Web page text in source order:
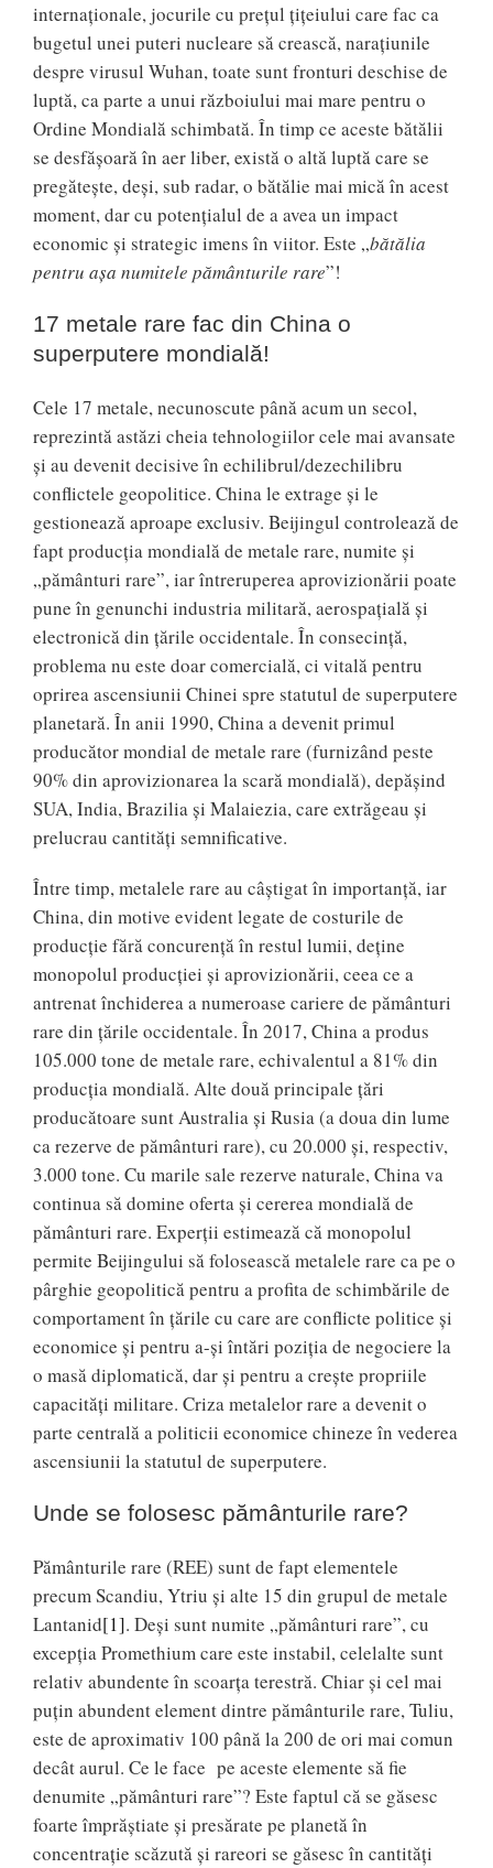
internaţionale, jocurile cu preţul ţiţeiului care fac ca
bugetul unei puteri nucleare să crească, naraţiunile
despre virusul Wuhan, toate sunt fronturi deschise de
luptă, ca parte a unui războiului mai mare pentru o
Ordine Mondială schimbată. În timp ce aceste bătălii
se desfăşoară în aer liber, există o altă luptă care se
pregăteşte, deşi, sub radar, o bătălie mai mică în acest
moment, dar cu potenţialul de a avea un impact
economic şi strategic imens în viitor. Este „bătălia
pentru aşa numitele pământurile rare”!
17 metale rare fac din China o
superputere mondială!
Cele 17 metale, necunoscute până acum un secol,
reprezintă astăzi cheia tehnologiilor cele mai avansate
şi au devenit decisive în echilibrul/dezechilibru
conflictele geopolitice. China le extrage şi le
gestionează aproape exclusiv. Beijingul controlează de
fapt producţia mondială de metale rare, numite şi
„pământuri rare”, iar întreruperea aprovizionării poate
pune în genunchi industria militară, aerospaţială şi
electronică din ţările occidentale. În consecinţă,
problema nu este doar comercială, ci vitală pentru
oprirea ascensiunii Chinei spre statutul de superputere
planetară. În anii 1990, China a devenit primul
producător mondial de metale rare (furnizând peste
90% din aprovizionarea la scară mondială), depăşind
SUA, India, Brazilia şi Malaiezia, care extrăgeau şi
prelucrau cantităţi semnificative.
Între timp, metalele rare au câştigat în importanţă, iar
China, din motive evident legate de costurile de
producţie fără concurenţă în restul lumii, deţine
monopolul producţiei şi aprovizionării, ceea ce a
antrenat închiderea a numeroase cariere de pământuri
rare din ţările occidentale. În 2017, China a produs
105.000 tone de metale rare, echivalentul a 81% din
producţia mondială. Alte două principale ţări
producătoare sunt Australia şi Rusia (a doua din lume
ca rezerve de pământuri rare), cu 20.000 şi, respectiv,
3.000 tone. Cu marile sale rezerve naturale, China va
continua să domine oferta şi cererea mondială de
pământuri rare. Experţii estimează că monopolul
permite Beijingului să folosească metalele rare ca pe o
pârghie geopolitică pentru a profita de schimbările de
comportament în ţările cu care are conflicte politice şi
economice şi pentru a-şi întări poziţia de negociere la
o masă diplomatică, dar şi pentru a creşte propriile
capacităţi militare. Criza metalelor rare a devenit o
parte centrală a politicii economice chineze în vederea
ascensiunii la statutul de superputere.
Unde se folosesc pământurile rare?
Pământurile rare (REE) sunt de fapt elementele
precum Scandiu, Ytriu şi alte 15 din grupul de metale
Lantanid[1]. Deşi sunt numite „pământuri rare”, cu
excepţia Promethium care este instabil, celelalte sunt
relativ abundente în scoarţa terestră. Chiar şi cel mai
puţin abundent element dintre pământurile rare, Tuliu,
este de aproximativ 100 până la 200 de ori mai comun
decât aurul. Ce le face pe aceste elemente să fie
denumite „pământuri rare”? Este faptul că se găsesc
foarte împrăştiate şi presărate pe planetă în
concentraţie scăzută şi rareori se găsesc în cantităţi